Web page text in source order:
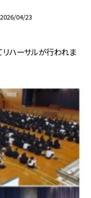
2026/04/23
リハーサルが行われま